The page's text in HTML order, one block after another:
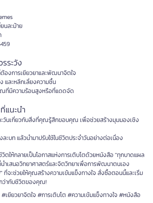
ละม้าย
ระวัง
องการเยียวยาและพัฒนาจิตใจ
และหลีกเลี่ยงความชื้น
ณที่มีความร้อนสูงหรือที่แดดจัด
แนะนำ
วันเกี่ยวกับสิ่งที่คุณรู้สึกขอบคุณ เพื่อช่วยสร้างมุมมองเชิง
ะบท แล้วนำมาปรับใช้ในชีวิตประจำวันอย่างต่อเนื่อง
วิตให้กลายเป็นโอกาสแห่งการเติบโตด้วยหนังสือ "ทุกบาดแผล
ำเสนอวิทยาศาสตร์และจิตวิทยาเพื่อการพัฒนาตนเอง
ที่จะช่วยให้คุณสร้างความเข้มแข็งทางใจ สั่งซื้อตอนนี้และเริ่ม
ว่ากับชีวิตของคุณ!
ยียวยาจิตใจ #การเติบโต #ความเข้มแข็งทางใจ #หนังสือ